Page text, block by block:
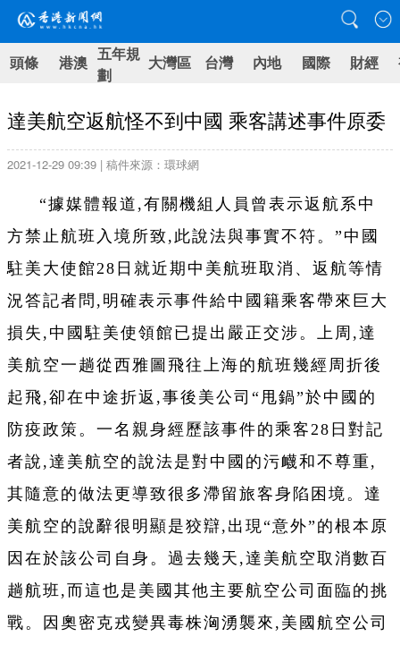
頭條 港澳 五年規
劃
大灣區 台灣 內地 國際 財經
達美航空返航怪不到中國 乘客講述事件原委
2021-12-29 09:39 | 稿件來源：環球網
“據媒體報道,有關機組人員曾表示返航系中
方禁止航班入境所致,此說法與事實不符。”中國
駐美大使館28日就近期中美航班取消、返航等情
況答記者問,明確表示事件給中國籍乘客帶來巨大
損失,中國駐美使領館已提出嚴正交涉。上周,達
美航空一趟從西雅圖飛往上海的航班幾經周折後
起飛,卻在中途折返,事後美公司“甩鍋”於中國的
防疫政策。一名親身經歷該事件的乘客28日對記
者說,達美航空的說法是對中國的污衊和不尊重,
其隨意的做法更導致很多滯留旅客身陷困境。達
美航空的說辭很明顯是狡辯,出現“意外”的根本原
因在於該公司自身。過去幾天,達美航空取消數百
趟航班,而這也是美國其他主要航空公司面臨的挑
戰。因奧密克戎變異毒株洶湧襲來,美國航空公司